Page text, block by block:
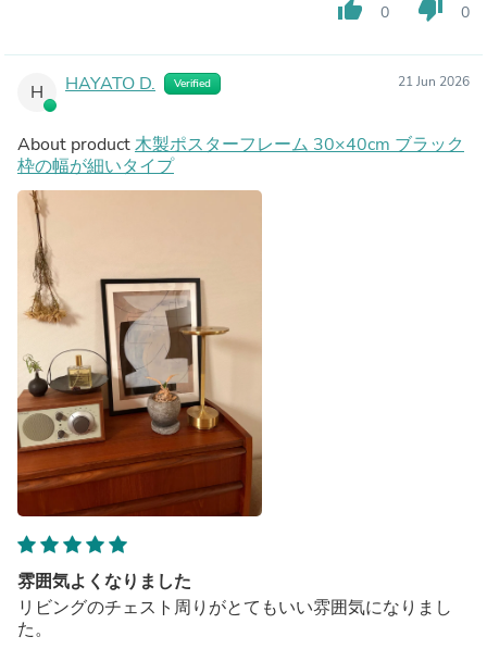
thumb_up 0 thumb_down 0
H HAYATO D. Verified 21 Jun 2026
About product木製ポスターフレーム 30×40cm ブラック
枠の幅が細いタイプ
雰囲気よくなりました
リビングのチェスト周りがとてもいい雰囲気になりまし
た。